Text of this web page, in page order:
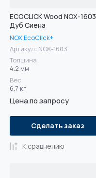
ECOCLICK Wood NOX-1603
Дуб Сиена
NOX EcoClick+
Артикул: NOX-1603
Толщина
4,2 мм
Вес
6,7 кг
Цена по запросу
Сделать заказ
К сравнению